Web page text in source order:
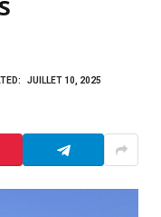
JUILLET 10, 2025